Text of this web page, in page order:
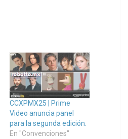
CCXPMX25 | Prime
Video anuncia panel
para la segunda edición.
En "Convenciones"